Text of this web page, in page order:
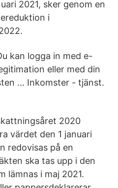
2021, sker genom en
i
kan logga in med e-
eller med din
… Inkomster - tjänst.
2020
värdet den 1 januari
redovisas på en
ska tas upp i den
lämnas i maj 2021.